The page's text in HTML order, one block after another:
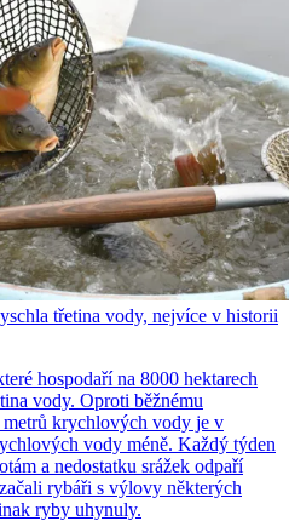
třetina vody, nejvíce v historii
hospodaří na 8000 hektarech
vody. Oproti běžnému
krychlových vody je v
vody méně. Každý týden
a nedostatku srážek odpaří
rybáři s výlovy některých
ryby uhynuly.